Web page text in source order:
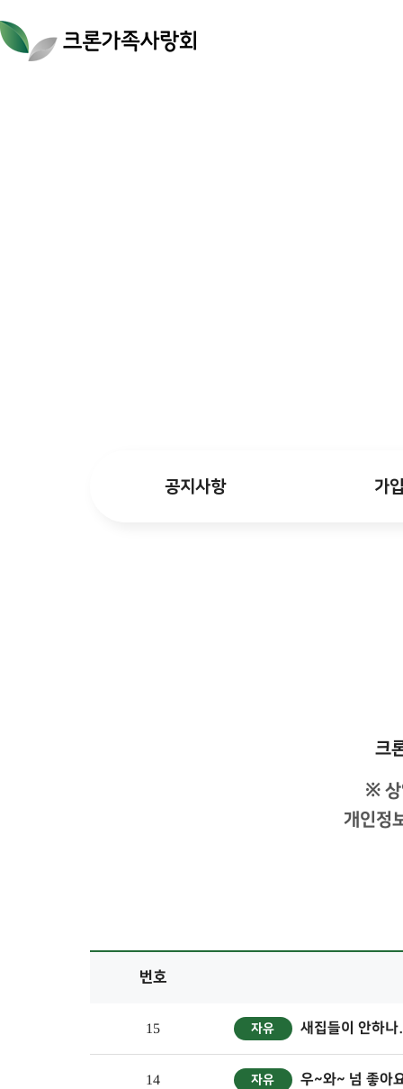
공지사항 가
크
※ 상
개인정
번호
15 자유 새집들이 안하
14 자유 우~와~ 넘 좋아